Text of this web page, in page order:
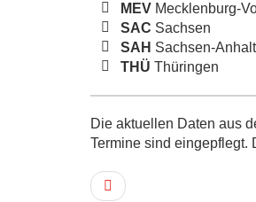
MEV Mecklenburg-
SAC Sachsen
SAH Sachsen-Anhalt
THÜ Thüringen
Die aktuellen Daten aus
Termine sind eingepflegt.